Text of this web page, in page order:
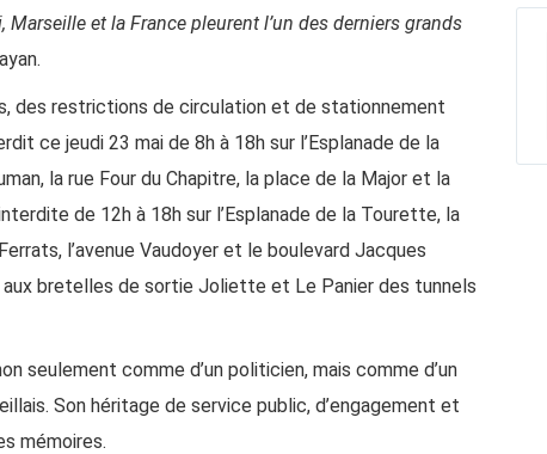
Marseille et la France pleurent l’un des derniers grands
des restrictions de circulation et de stationnement
ce jeudi 23 mai de 8h à 18h sur l’Esplanade de la
la rue Four du Chapitre, la place de la Major et la
de 12h à 18h sur l’Esplanade de la Tourette, la
l’avenue Vaudoyer et le boulevard Jacques
bretelles de sortie Joliette et Le Panier des tunnels
seulement comme d’un politicien, mais comme d’un
Son héritage de service public, d’engagement et
mémoires.